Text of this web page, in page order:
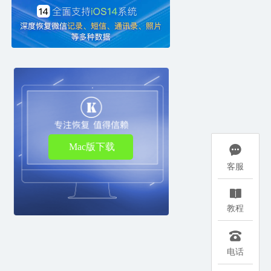
Mac版下载 
客服

教程

电话